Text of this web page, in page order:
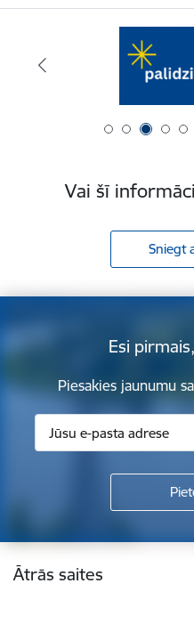
Vai šī
Sniegt
Esi
Piesakies jaunumu
Kājene
Ātrās saites